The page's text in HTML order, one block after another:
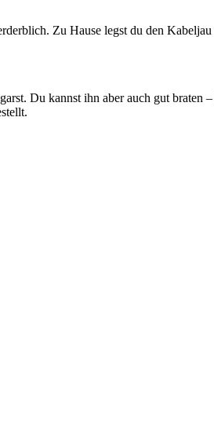
Zu Hause legst du den
Du kannst ihn aber auch gut braten